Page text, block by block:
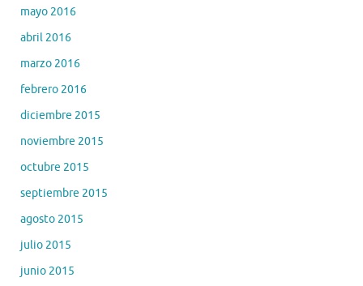
mayo 2016
abril 2016
marzo 2016
febrero 2016
diciembre 2015
noviembre 2015
octubre 2015
septiembre 2015
agosto 2015
julio 2015
junio 2015